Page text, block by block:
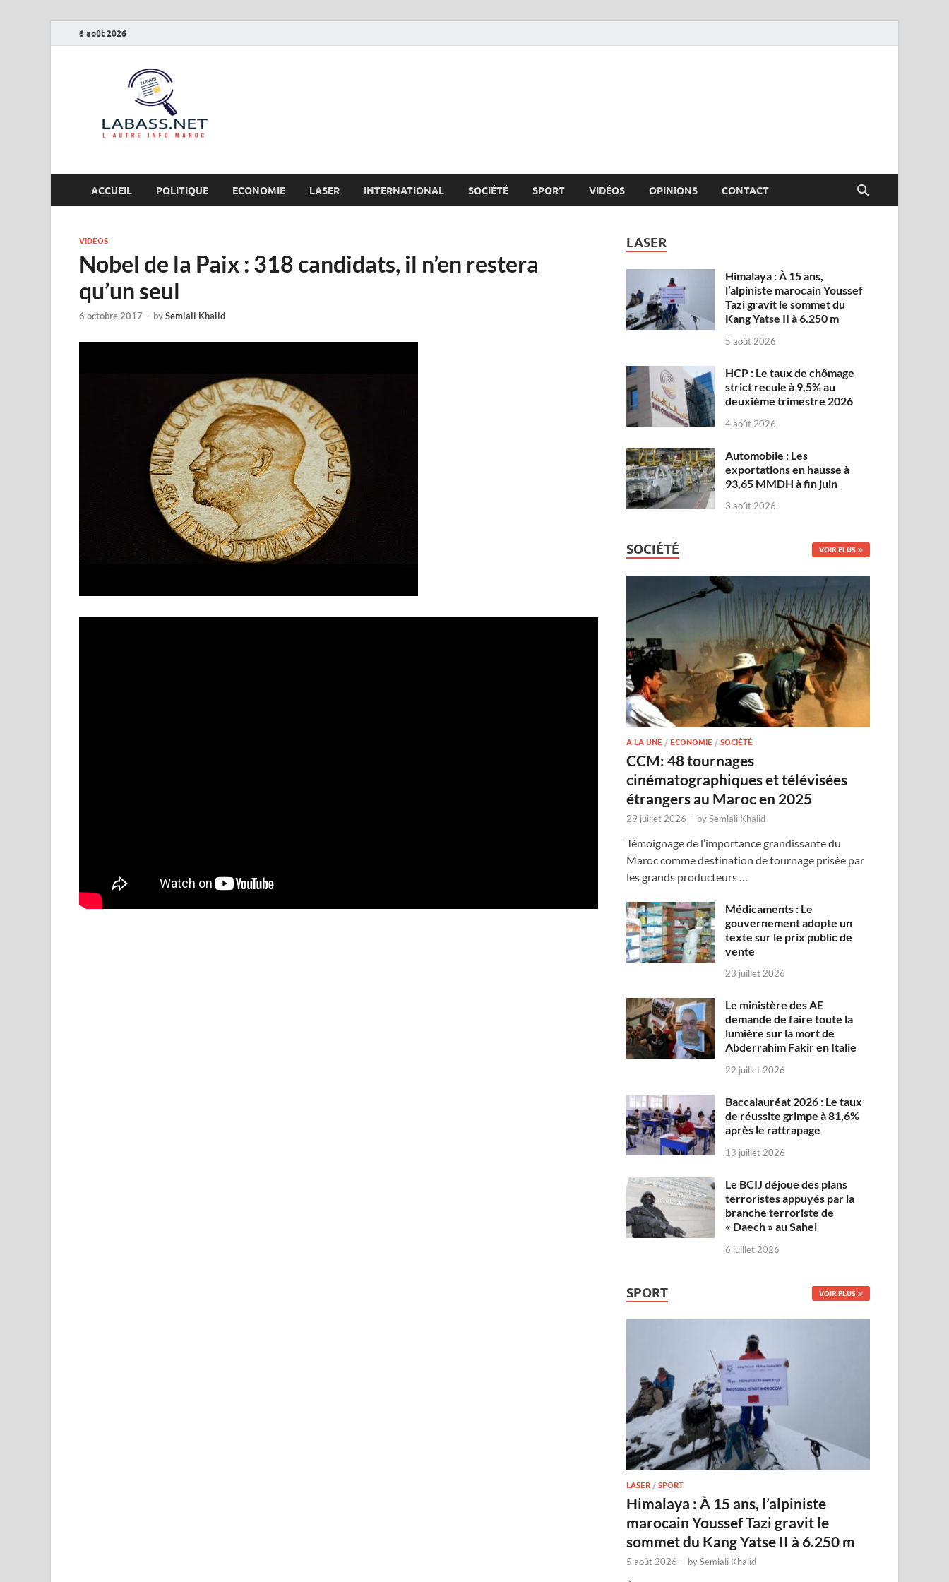
6 août 2026
ACCUEIL POLITIQUE ECONOMIE LASER INTERNATIONAL SOCIÉTÉ SPORT VIDÉOS OPINIONS CONTACT
VIDÉOS
Nobel de la Paix : 318 candidats, il n’en restera
qu’un seul
6 octobre 2017 - bySemlali Khalid
LASER
Himalaya : À 15 ans,
l’alpiniste marocain Youssef
Tazi gravit le sommet du
Kang Yatse II à 6.250 m
5 août 2026
HCP : Le taux de chômage
strict recule à 9,5% au
deuxième trimestre 2026
4 août 2026
Automobile : Les
exportations en hausse à
93,65 MMDH à fin juin
3 août 2026
SOCIÉTÉ VOIR PLUS
A LA UNE /ECONOMIE /SOCIÉTÉ
CCM: 48 tournages
cinématographiques et télévisées
étrangers au Maroc en 2025
29 juillet 2026 - bySemlali Khalid
Témoignage de l’importance grandissante du
Maroc comme destination de tournage prisée par
les grands producteurs …
Médicaments : Le
gouvernement adopte un
texte sur le prix public de
vente
23 juillet 2026
Le ministère des AE
demande de faire toute la
lumière sur la mort de
Abderrahim Fakir en Italie
22 juillet 2026
Baccalauréat 2026 : Le taux
de réussite grimpe à 81,6%
après le rattrapage
13 juillet 2026
Le BCIJ déjoue des plans
terroristes appuyés par la
branche terroriste de
« Daech » au Sahel
6 juillet 2026
SPORT VOIR PLUS
LASER /SPORT
Himalaya : À 15 ans, l’alpiniste
marocain Youssef Tazi gravit le
sommet du Kang Yatse II à 6.250 m
5 août 2026 - bySemlali Khalid